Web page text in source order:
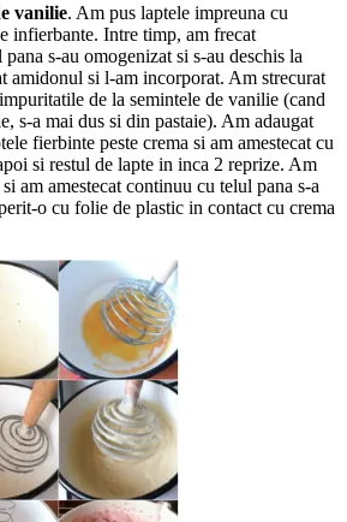
vanilie. Am pus laptele impreuna cu
infierbante. Intre timp, am frecat
s-au omogenizat si s-au deschis la
amidonul si l-am incorporat. Am strecurat
de la semintele de vanilie (cand
s-a mai dus si din pastaie). Am adaugat
fierbinte peste crema si am amestecat cu
si restul de lapte in inca 2 reprize. Am
am amestecat continuu cu telul pana s-a
o cu folie de plastic in contact cu crema